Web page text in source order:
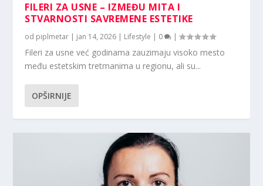
FILERI ZA USNE – IZMEĐU MITA I
STVARNOSTI SAVREMENE ESTETIKE
od piplmetar | jan 14, 2026 | Lifestyle | 0 |
Fileri za usne već godinama zauzimaju visoko mesto
među estetskim tretmanima u regionu, ali su...
OPŠIRNIJE